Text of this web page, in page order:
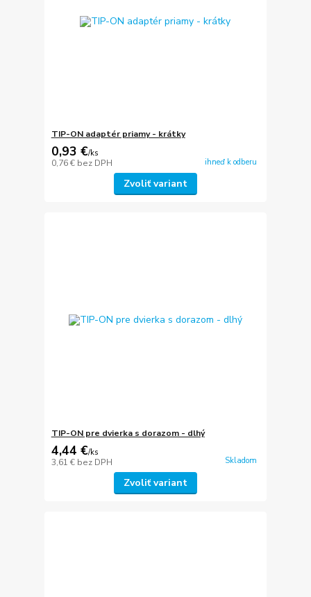
TIP-ON adaptér priamy - krátky
0,93 €/ks
0,76 € bez DPH ihneď k odberu
Zvoliť variant
TIP-ON pre dvierka s dorazom - dlhý
4,44 €/ks
3,61 € bez DPH Skladom
Zvoliť variant